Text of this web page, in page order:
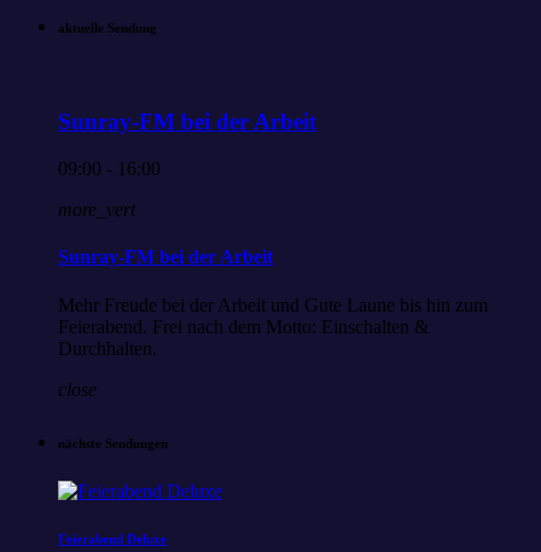
aktuelle Sendung
Sunray-FM bei der Arbeit
09:00 - 16:00
more_vert
Sunray-FM bei der Arbeit
Mehr Freude bei der Arbeit und Gute Laune bis hin zum
Feierabend. Frei nach dem Motto: Einschalten &
Durchhalten.
close
nächste Sendungen
Feierabend Deluxe